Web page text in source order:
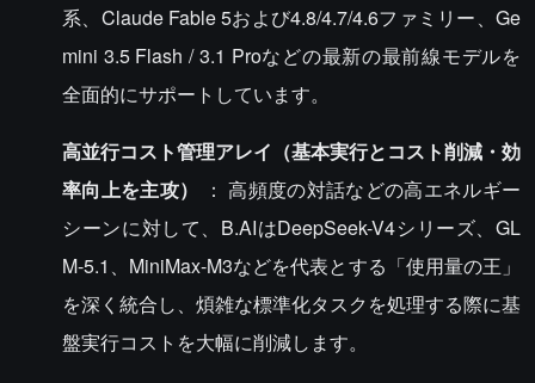
系、Claude Fable 5および4.8/4.7/4.6ファミリー、Ge
mini 3.5 Flash / 3.1 Proなどの最新の最前線モデルを
全面的にサポートしています。
高並行コスト管理アレイ（基本実行とコスト削減・効
率向上を主攻）
： 高頻度の対話などの高エネルギー
シーンに対して、B.AIはDeepSeek-V4シリーズ、GL
M-5.1、MiniMax-M3などを代表とする「使用量の王」
を深く統合し、煩雑な標準化タスクを処理する際に基
盤実行コストを大幅に削減します。